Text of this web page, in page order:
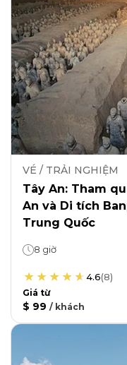
VÉ / TRẢI NGHIỆM
Tây An: Tham
An và Di tích
Trung Quốc
8 giờ
4.6(8)
Giá từ
$ 99 / khách